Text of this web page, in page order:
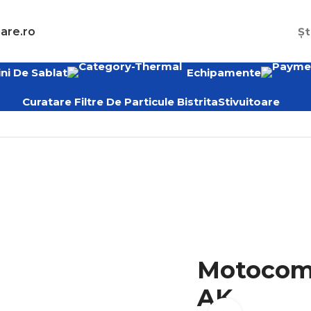
De Sablat Echipamente
Curatare Filtre De Particule BistritaStivuitoare
MDVN 52 AK
AK